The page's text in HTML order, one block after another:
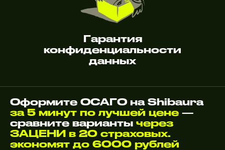
Гарантия
конфиденциальности
данных
Оформите ОСАГО на Shibaura
за 5 минут по лучшей цене —
сравните варианты через
ЗАЦЕНИ в 20 страховых.
экономят до 6000 рублей